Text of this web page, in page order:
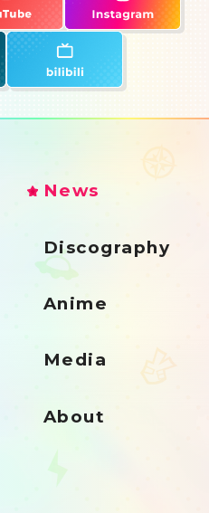
News
Discography
Anime
Media
About